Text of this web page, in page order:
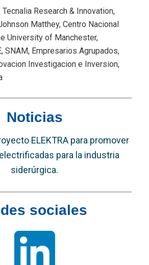
Research & Innovation,
Matthey, Centro Nacional
University of Manchester,
SNAM, Empresarios Agrupados,
Investigacion e Inversion,
Noticias
ELEKTRA para promover
para la industria
siderúrgica.
sociales